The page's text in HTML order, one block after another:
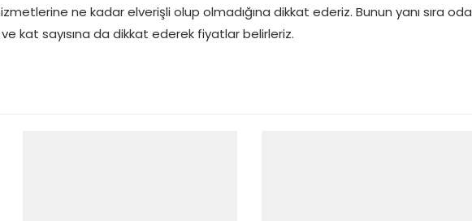
ne kadar elverişli olup olmadığına dikkat ederiz. Bunun yanı sıra oda
ve kat sayısına da dikkat ederek fiyatlar belirleriz.